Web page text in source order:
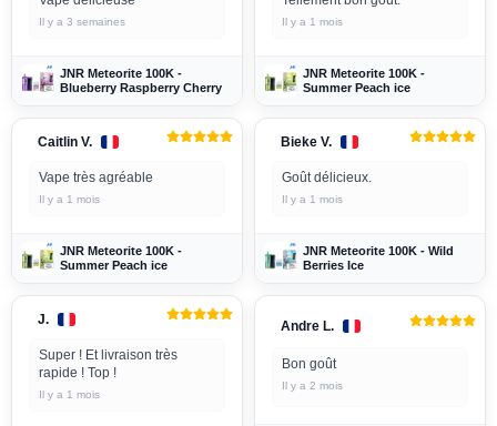
Il y a 3 semaines
JNR Meteorite 100K -
Blueberry Raspberry Cherry
Il y a 1 mois
JNR Meteorite 100K -
Summer Peach ice
Caitlin V.
Vape très agréable
Il y a 1 mois
JNR Meteorite 100K -
Summer Peach ice
Bieke V.
Goût délicieux.
Il y a 1 mois
JNR Meteorite 100K - Wild
Berries Ice
J.
Super ! Et livraison très
rapide ! Top !
Il y a 1 mois
Andre L.
Bon goût
Il y a 2 mois